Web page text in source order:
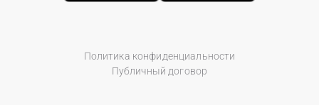
Политика конфиденциальности
Публичный договор